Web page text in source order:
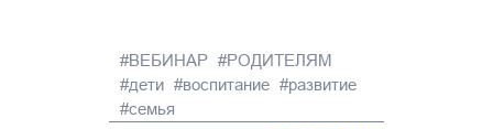
ВЕБИНАР
РОДИТЕЛЯМ
дети
воспитание
развитие
семья